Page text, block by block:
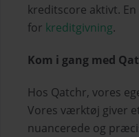
kreditscore aktivt.
for kreditgivning.
Kom i gang med
Hos Qatchr, vores
Vores værktøj giver
nuancerede og